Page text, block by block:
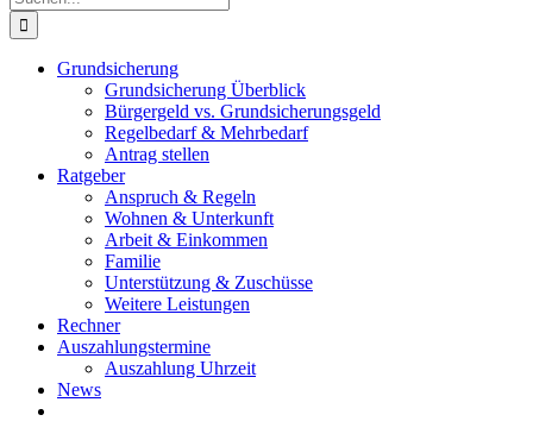
nach:
Grundsicherung
Grundsicherung Überblick
Bürgergeld vs. Grundsicherungsgeld
Regelbedarf & Mehrbedarf
Antrag stellen
Ratgeber
Anspruch & Regeln
Wohnen & Unterkunft
Arbeit & Einkommen
Familie
Unterstützung & Zuschüsse
Weitere Leistungen
Rechner
Auszahlungstermine
Auszahlung Uhrzeit
News